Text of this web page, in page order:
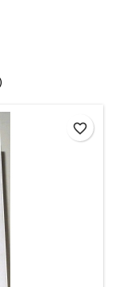
favorite_border